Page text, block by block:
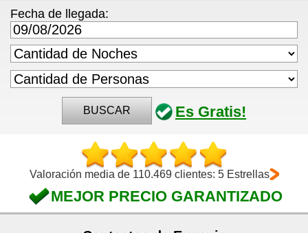
Fecha de llegada:
BUSCAR Es Gratis!
Valoración media de 110.469 clientes: 5 Estrellas
MEJOR PRECIO GARANTIZADO